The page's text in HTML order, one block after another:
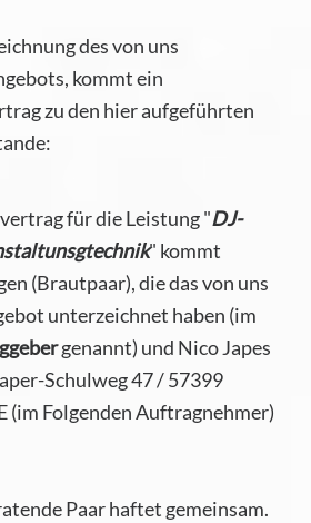
des von uns
kommt ein
zu den hier aufgeführten
für die Leistung "DJ-
" kommt
(Brautpaar), die das von uns
unterzeichnet haben (im
genannt) und Nico Japes
Schulweg 47 / 57399
(im Folgenden Auftragnehmer)
Paar haftet gemeinsam.